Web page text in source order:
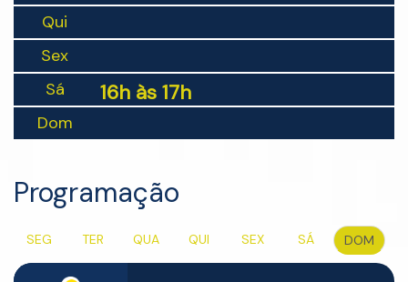
Qui
Sex
Sá
16h às 17h
Dom
Programação
SEG TER QUA QUI SEX SÁ DOM